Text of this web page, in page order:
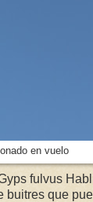
en vuelo
fulvus
buitres que